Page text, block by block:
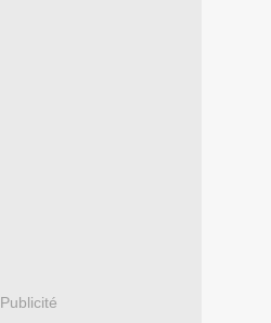
Publicité